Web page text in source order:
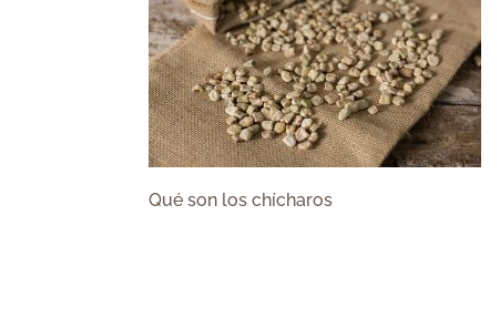
Qué son los chícharos